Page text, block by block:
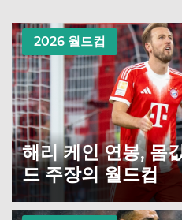
2026 월드컵
해리 케인 연봉, 몸
드 주장의 월드컵